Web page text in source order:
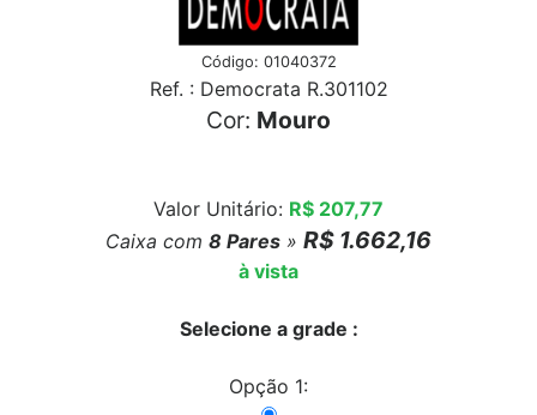
Código: 01040372
Ref. : Democrata R.301102
Cor: Mouro
Valor Unitário: R$ 207,77
Caixa com 8 Pares » R$ 1.662,16
à vista
Selecione a grade :
Opção 1: